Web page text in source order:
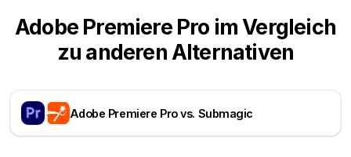
Adobe Premiere Pro im Vergleich
zu anderen Alternativen
Adobe Premiere Pro vs. Submagic